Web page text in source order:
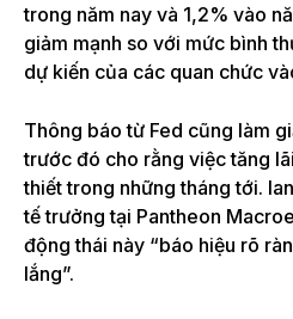
trong năm nay và 1,2% vào
giảm mạnh so với mức bình
dự kiến ​​của các quan chức
Thông báo từ Fed cũng làm
trước đó cho rằng việc tăng
thiết trong những tháng tới.
tế trưởng tại Pantheon
động thái này “báo hiệu rõ
lắng”.